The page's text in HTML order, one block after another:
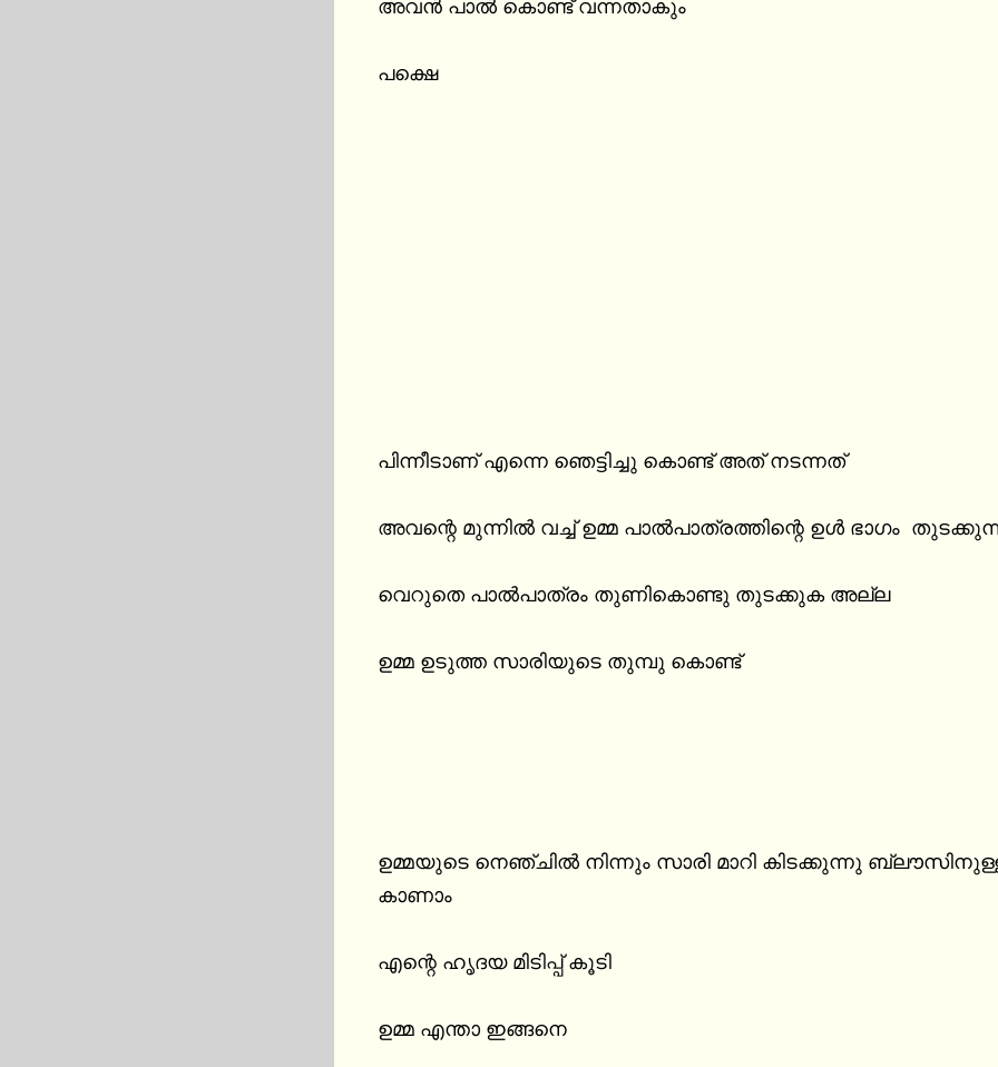
അവൻ പാൽ കൊണ്ട് വന്നതാകും
പക്ഷെ
പിന്നീടാണ് എന്നെ ഞെട്ടിച്ചു കൊണ്ട് അത് നടന്നത്
അവന്റെ മുന്നിൽ വച്ച് ഉമ്മ പാൽപാത്രത്തിന്റെ ഉൾ ഭാഗം
വെറുതെ പാൽപാത്രം തുണികൊണ്ടു തുടക്കുക അല്ല
ഉമ്മ ഉടുത്ത സാരിയുടെ തുമ്പു കൊണ്ട്
ഉമ്മയുടെ നെഞ്ചിൽ നിന്നും സാരി മാറി കിടക്കുന്നു
കാണാം
എന്റെ ഹൃദയ മിടിപ്പ് കൂടി
ഉമ്മ എന്താ ഇങ്ങനെ